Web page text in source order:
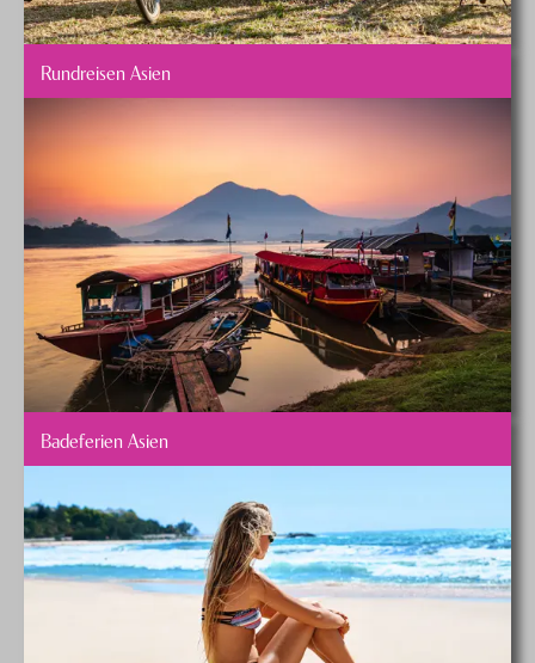
Rundreisen Asien
Badeferien Asien